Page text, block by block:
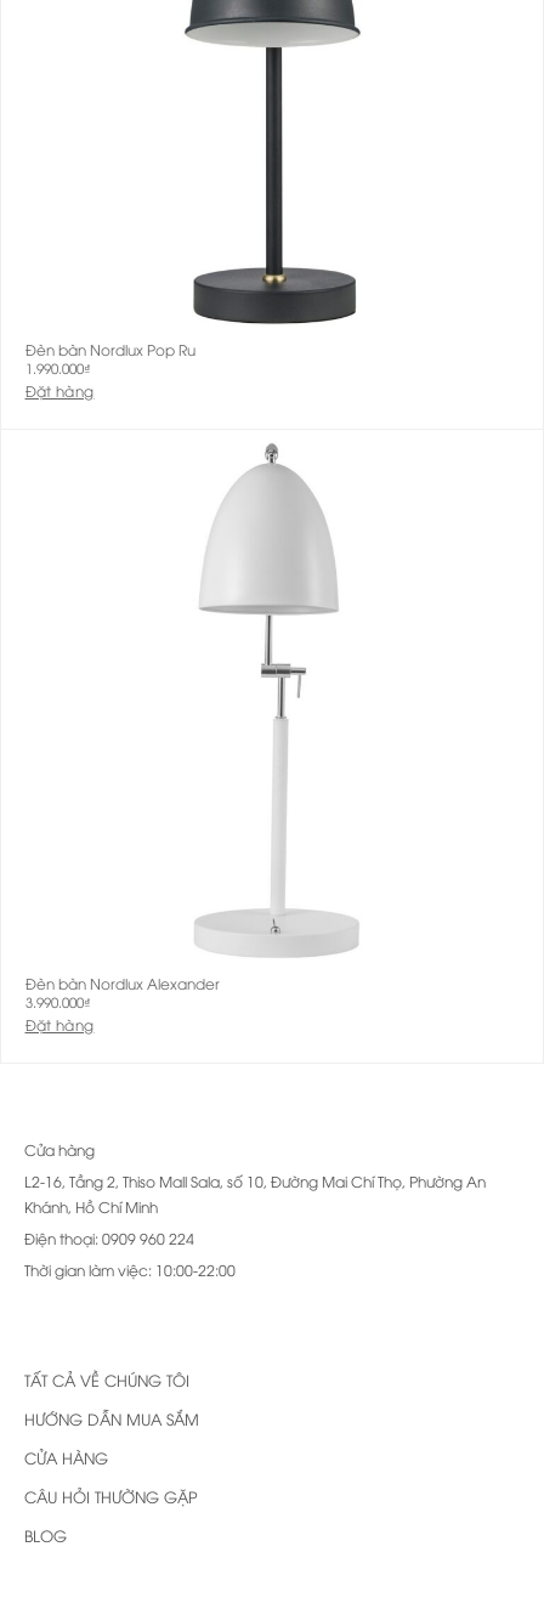
Đèn bàn Nordlux Pop Ru
1.990.000₫
Đặt hàng
Đèn bàn Nordlux Alexander
3.990.000₫
Đặt hàng
Cửa hàng
L2-16, Tầng 2, Thiso Mall Sala, số 10, Đường Mai Chí Thọ, Phường An
Khánh, Hồ Chí Minh
Điện thoại: 0909 960 224
Thời gian làm việc: 10:00-22:00
TẤT CẢ VỀ CHÚNG TÔI
HƯỚNG DẪN MUA SẮM
CỬA HÀNG
CÂU HỎI THƯỜNG GẶP
BLOG